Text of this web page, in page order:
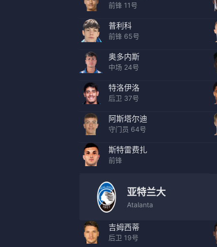
前锋 11号
普利科
前锋 65号
奥多内斯
中场 24号
特洛伊洛
后卫 37号
阿斯塔尔迪
守门员 64号
斯特雷费扎
前锋
亚特兰大
Atalanta
吉姆西蒂
后卫 19号